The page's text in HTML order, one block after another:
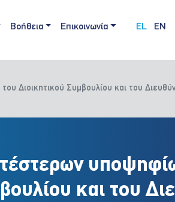
Βοήθεια Επικοινωνία EL EN
Διοικητικού Συμβουλίου και του
και του